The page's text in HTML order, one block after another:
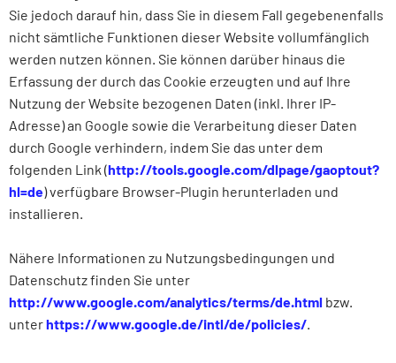
Sie jedoch darauf hin, dass Sie in diesem Fall gegebenenfalls
nicht sämtliche Funktionen dieser Website vollumfänglich
werden nutzen können. Sie können darüber hinaus die
Erfassung der durch das Cookie erzeugten und auf Ihre
Nutzung der Website bezogenen Daten (inkl. Ihrer IP-
Adresse) an Google sowie die Verarbeitung dieser Daten
durch Google verhindern, indem Sie das unter dem
folgenden Link (http://tools.google.com/dlpage/gaoptout?
hl=de)verfügbare Browser-Plugin herunterladen und
installieren.
Nähere Informationen zu Nutzungsbedingungen und
Datenschutz finden Sie unter
http://www.google.com/analytics/terms/de.html bzw.
unterhttps://www.google.de/intl/de/policies/.